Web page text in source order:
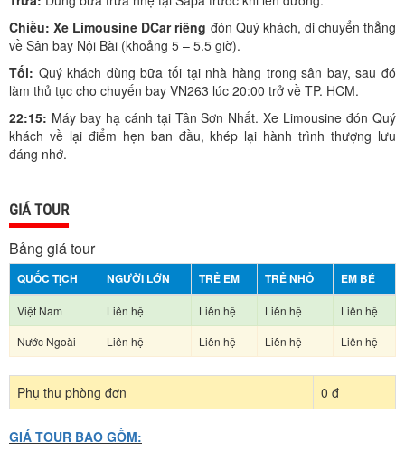
Chiều: Xe Limousine DCar riêng đón Quý khách, di chuyển thẳng
về Sân bay Nội Bài (khoảng 5 – 5.5 giờ).
Tối: Quý khách dùng bữa tối tại nhà hàng trong sân bay, sau đó
làm thủ tục cho chuyến bay VN263 lúc 20:00 trở về TP. HCM.
22:15: Máy bay hạ cánh tại Tân Sơn Nhất. Xe Limousine đón Quý
khách về lại điểm hẹn ban đầu, khép lại hành trình thượng lưu
đáng nhớ.
GIÁ TOUR
Bảng giá tour
QUỐC TỊCH NGƯỜI LỚN TRẺ EM TRẺ NHỎ EM BÉ
Việt Nam Liên hệ Liên hệ Liên hệ
Liên hệ
Nước Ngoài
Liên hệ Liên hệ Liên hệ Liên hệ
Phụ thu phòng đơn 0 đ
GIÁ TOUR BAO GỒM: